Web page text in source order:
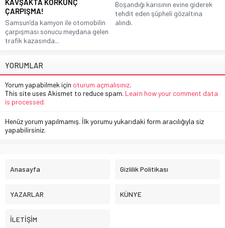
KAVŞAKTA KORKUNÇ
ÇARPIŞMA!
Samsun’da kamyon ile otomobilin
çarpışması sonucu meydana gelen
trafik kazasında...
Boşandığı karısının evine giderek
tehdit eden şüpheli gözaltına
alındı.
YORUMLAR
Yorum yapabilmek için oturum açmalısınız.
This site uses Akismet to reduce spam. Learn how your comment data
is processed.
Henüz yorum yapılmamış. İlk yorumu yukarıdaki form aracılığıyla siz
yapabilirsiniz.
Anasayfa Gizlilik Politikası
YAZARLAR KÜNYE
İLETİŞİM